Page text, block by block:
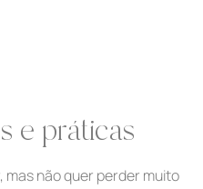
e práticas
mas não quer perder muito